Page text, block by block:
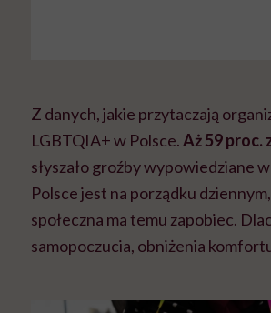
Z danych, jakie przytaczają
LGBTQIA+ w Polsce.Aż 59 proc.
słyszało groźby wypowiedziane
Polsce jest na porządku
społeczna ma temu zapobiec.
samopoczucia, obniżenia